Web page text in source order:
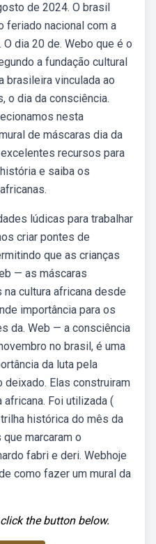
de 2024. O brasil
feriado nacional com a
dia 20 de. Webo que é o
a fundação cultural
brasileira vinculada ao
o dia da consciência.
nesta
de máscaras dia da
recursos para
e saiba os
lúdicas para trabalhar
criar pontes de
que as crianças
— as máscaras
cultura africana desde
importância para os
da. Web — a consciência
no brasil, é uma
da luta pela
deixado. Elas construiram
Foi utilizada (
histórica do mês da
marcaram o
fabri e deri. Webhoje
como fazer um mural da
the button below.